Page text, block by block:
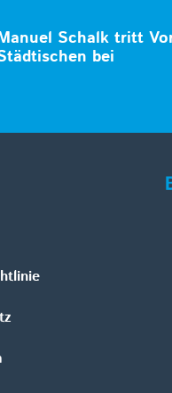
Schalk tritt
bei